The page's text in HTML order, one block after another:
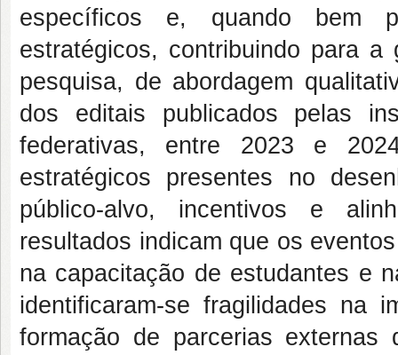
específicos e, quando bem
estratégicos, contribuindo para
pesquisa, de abordagem
dos editais publicados pelas
federativas, entre 2023 e
estratégicos presentes no
público-alvo, incentivos e
resultados indicam que os
na capacitação de estudantes e
identificaram-se fragilidades na
formação de parcerias externas